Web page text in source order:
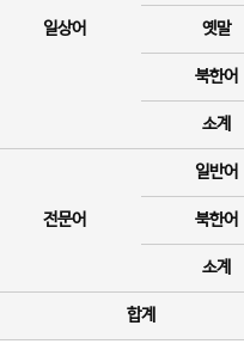
일상어 옛말
북한어
소계
전문어
일반어
북한어
소계
합계